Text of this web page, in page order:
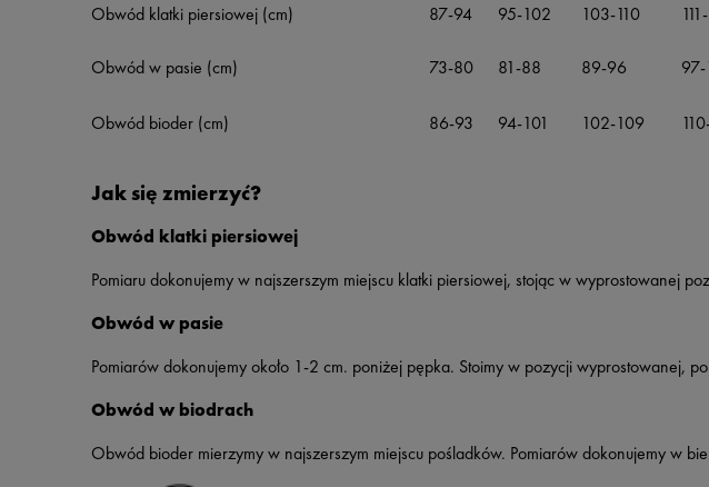
Obwód klatki piersiowej (cm)
87-94 95-102 103-110
Obwód w pasie (cm) 73-80 81-88 89-96
Obwód bioder (cm) 86-93 94-101 102-109
Jak się zmierzyć?
Obwód klatki piersiowej
Pomiaru dokonujemy w najszerszym miejscu klatki piersiowej, stojąc w wyprostowanej
Obwód w pasie
Pomiarów dokonujemy około 1-2 cm. poniżej pępka. Stoimy w pozycji wyprostowanej,
Obwód w biodrach
Obwód bioder mierzymy w najszerszym miejscu pośladków. Pomiarów dokonujemy w